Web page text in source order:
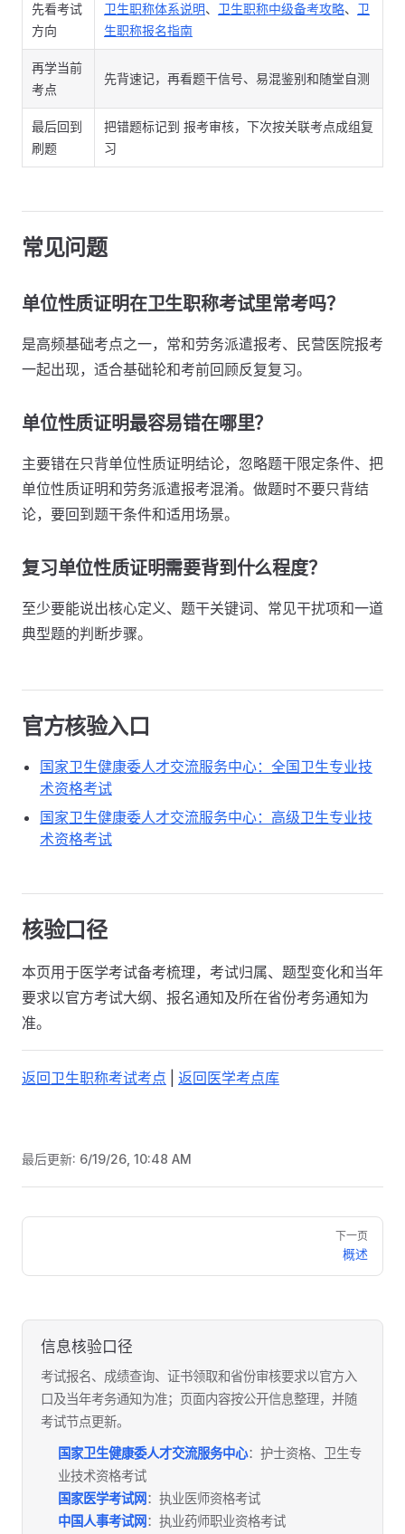
先看考试
方向
卫生职称体系说明、 卫生职称中级备考攻略、 卫
生职称报名指南
再学当前
考点
先背速记，再看题干信号、易混鉴别和随堂自测
最后回到
刷题
把错题标记到 报考审核，下次按关联考点成组复
习
常见问题
单位性质证明在卫生职称考试里常考吗？
是高频基础考点之一，常和劳务派遣报考、民营医院报考
一起出现，适合基础轮和考前回顾反复复习。
单位性质证明最容易错在哪里？
主要错在只背单位性质证明结论，忽略题干限定条件、把
单位性质证明和劳务派遣报考混淆。做题时不要只背结
论，要回到题干条件和适用场景。
复习单位性质证明需要背到什么程度？
至少要能说出核心定义、题干关键词、常见干扰项和一道
典型题的判断步骤。
官方核验入口
国家卫生健康委人才交流服务中心：全国卫生专业技
术资格考试
国家卫生健康委人才交流服务中心：高级卫生专业技
术资格考试
核验口径
本页用于医学考试备考梳理，考试归属、题型变化和当年
要求以官方考试大纲、报名通知及所在省份考务通知为
准。
返回卫生职称考试考点 返回医学考点库
最后更新: 6/19/26, 10:48 AM
Pager
下一页
概述
信息核验口径
考试报名、成绩查询、证书领取和省份审核要求以官方入
口及当年考务通知为准；页面内容按公开信息整理，并随
考试节点更新。
国家卫生健康委人才交流服务中心：护士资格、卫生专
业技术资格考试
国家医学考试网 ：执业医师资格考试
中国人事考试网 ：执业药师职业资格考试